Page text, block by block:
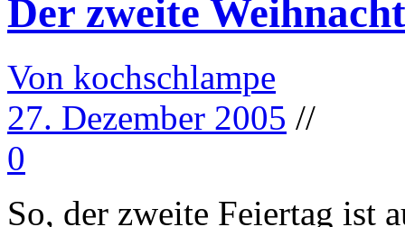
Der zweite
Von kochschlampe
27. Dezember 2005 //
0
So, der zweite Feiertag ist